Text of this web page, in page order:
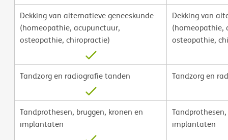
Dekking van alternatieve geneeskunde
(homeopathie, acupunctuur,
osteopathie, chiropractie)
Tandzorg en radiografie tanden
Tandprothesen, bruggen, kronen en
implantaten
Dekking van
(homeopathie,
osteopathie,
Tandzorg en
implantaten